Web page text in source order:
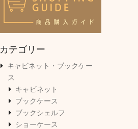
カテゴリー
キャビネット・ブックケー
ス
キャビネット
ブックケース
ブックシェルフ
ショーケース